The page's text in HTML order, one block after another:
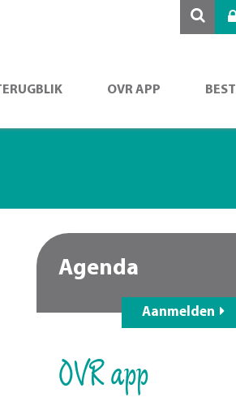
OVR APP
Agenda
Aanmelden
OVR app